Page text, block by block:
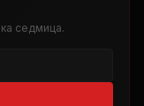
седмица.